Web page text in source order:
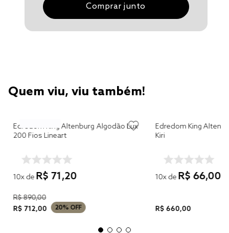
Comprar junto
Quem viu, viu também!
Edredom King Altenburg Algodão Lux
200 Fios Lineart
10x de R$ 71,20
R$890,00
R$ 712,00 20% OFF
Edredom King
Kiri
10x de R$ 66,00
R$ 660,00